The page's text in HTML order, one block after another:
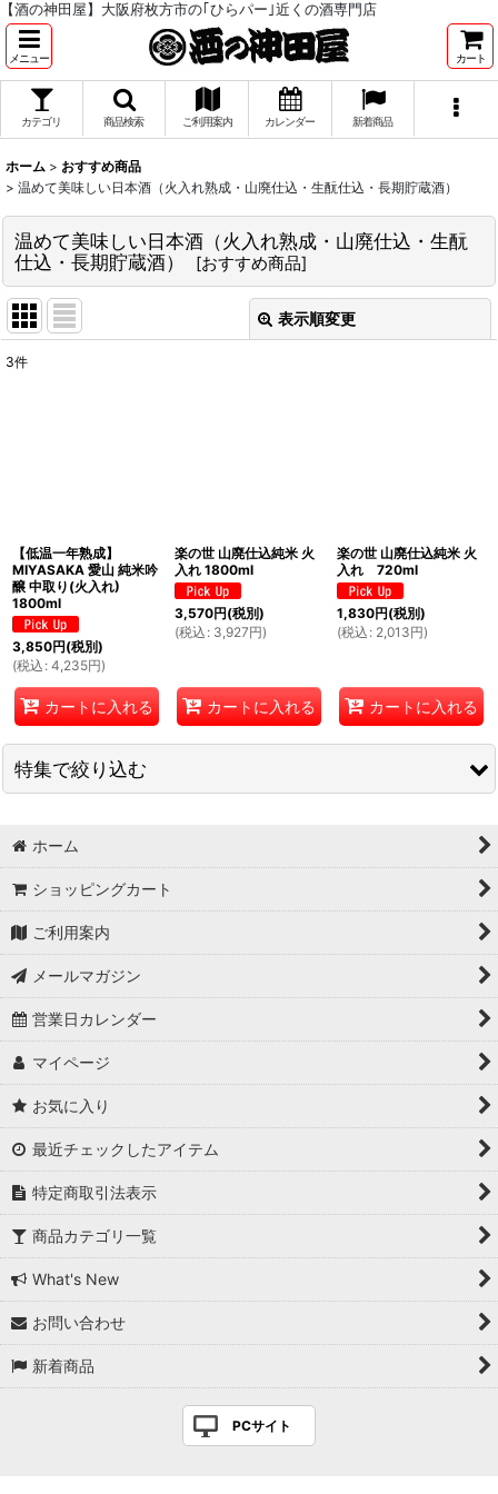
【酒の神田屋】大阪府枚方市の｢ひらパー｣近くの酒専門店
メニュー カート
カテゴリ 商品検索 ご利用案内 カレンダー 新着商品
ホーム > おすすめ商品
> 温めて美味しい日本酒（火入れ熟成・山廃仕込・生酛仕込・長期貯蔵酒）
温めて美味しい日本酒（火入れ熟成・山廃仕込・生酛
仕込・長期貯蔵酒）
[おすすめ商品]
表示順変更
3件
【低温一年熟成】
MIYASAKA 愛山 純米吟
醸 中取り(火入れ)
1800ml
3,850円(税別)
(税込 : 4,235円)
カートに入れる
楽の世 山廃仕込純米 火
入れ 1800ml
3,570円(税別)
(税込 : 3,927円)
カートに入れる
楽の世 山廃仕込純米 火
入れ 720ml
1,830円(税別)
(税込 : 2,013円)
カートに入れる
特集で絞り込む
温めて美味しい日本酒（火入れ熟成・山廃仕込・生酛仕込・長期
貯蔵酒）
辛口＆超辛口の日本酒
フルーティーな芋焼酎
ギフト(敬老の日 等)
セット商品
ホーム
ショッピングカート
ご利用案内
メールマガジン
営業日カレンダー
マイページ
お気に入り
最近チェックしたアイテム
特定商取引法表示
商品カテゴリ一覧
What's New
お問い合わせ
新着商品
PCサイト